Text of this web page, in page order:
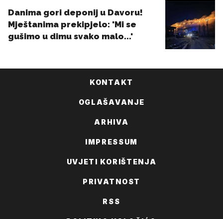
KONTAKT
OGLAŠAVANJE
ARHIVA
IMPRESSUM
UVJETI KORIŠTENJA
PRIVATNOST
RSS